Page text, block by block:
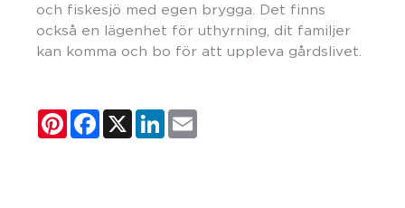
och fiskesjö med egen brygga. Det finns
också en lägenhet för uthyrning, dit familjer
kan komma och bo för att uppleva gårdslivet.
PinterestFacebook
X LinkedIn